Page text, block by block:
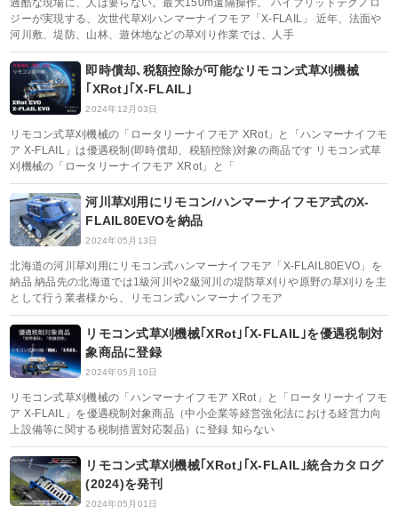
ジーが実現する、次世代草刈ハンマーナイフモア「X-FLAIL」 近年、法面や
河川敷、堤防、山林、遊休地などの草刈り作業では、人手
即時償却､税額控除が可能なリモコン式草刈機械
｢XRot｣｢X-FLAIL｣
2024年12月03日
リモコン式草刈機械の「ロータリーナイフモア XRot」と「ハンマーナイフモ
ア X-FLAIL」は優遇税制(即時償却、税額控除)対象の商品です リモコン式草
刈機械の「ロータリーナイフモア XRot」と「
河川草刈用にリモコン/ハンマーナイフモア式のX-
FLAIL80EVOを納品
2024年05月13日
北海道の河川草刈用にリモコン式ハンマーナイフモア「X-FLAIL80EVO」を
納品 納品先の北海道では1級河川や2級河川の堤防草刈りや原野の草刈りを主
として行う業者様から、リモコン式ハンマーナイフモア
リモコン式草刈機械｢XRot｣｢X-FLAIL｣を優遇税制対
象商品に登録
2024年05月10日
リモコン式草刈機械の「ハンマーナイフモア XRot」と「ロータリーナイフモ
ア X-FLAIL」を優遇税制対象商品（中小企業等経営強化法における経営力向
上設備等に関する税制措置対応製品）に登録 知らない
リモコン式草刈機械｢XRot｣｢X-FLAIL｣統合カタログ
(2024)を発刊
2024年05月01日